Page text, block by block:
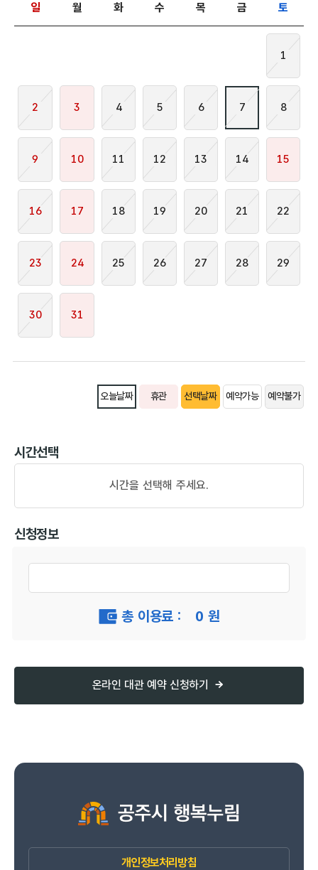
일
월 화 수 목 금 토
1
2 3 4 5 6 7 8
9 10 11 12 13 14 15
16 17 18 19 20 21 22
23 24 25 26 27 28 29
30 31
오늘날짜 휴관 선택날짜 예약가능 예약불가
시간선택
시간을 선택해 주세요.
신청정보
총 이용료 : 0 원
온라인 대관 예약 신청하기
개인정보처리방침